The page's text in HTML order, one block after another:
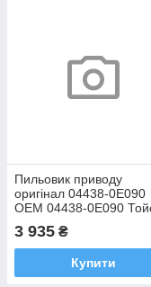
Пильовик приводу
оригінал 04438-0E090
OEM 04438-0E090
Хайлендер, Лексус RX
2007-2022
3 935 ₴
Купити